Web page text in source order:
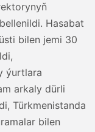
Hasabat
bilen jemi 30
ýurtlara
arkaly dürli
Türkmenistanda
bilen